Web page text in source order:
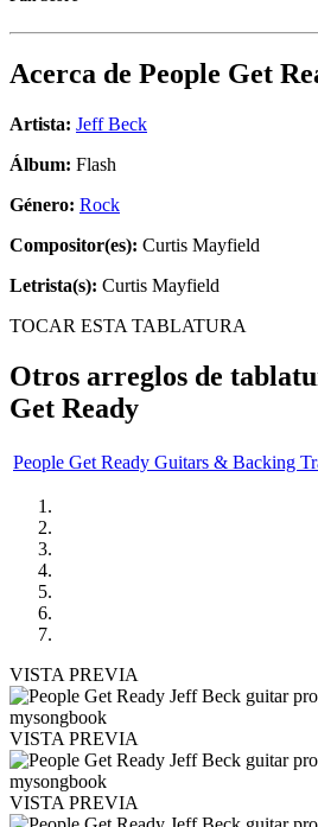
Acerca de People Get
Artista: Jeff Beck
Álbum: Flash
Género: Rock
Compositor(es): Curtis Mayfield
Letrista(s): Curtis Mayfield
TOCAR ESTA TABLATURA
Otros arreglos de
Get Ready
People Get Ready Guitars & Backing
VISTA PREVIA
VISTA PREVIA
VISTA PREVIA